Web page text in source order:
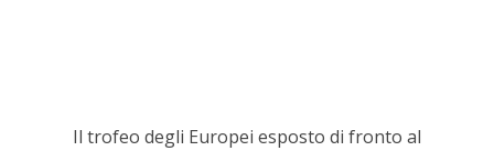
Il trofeo degli Europei esposto di fronto al